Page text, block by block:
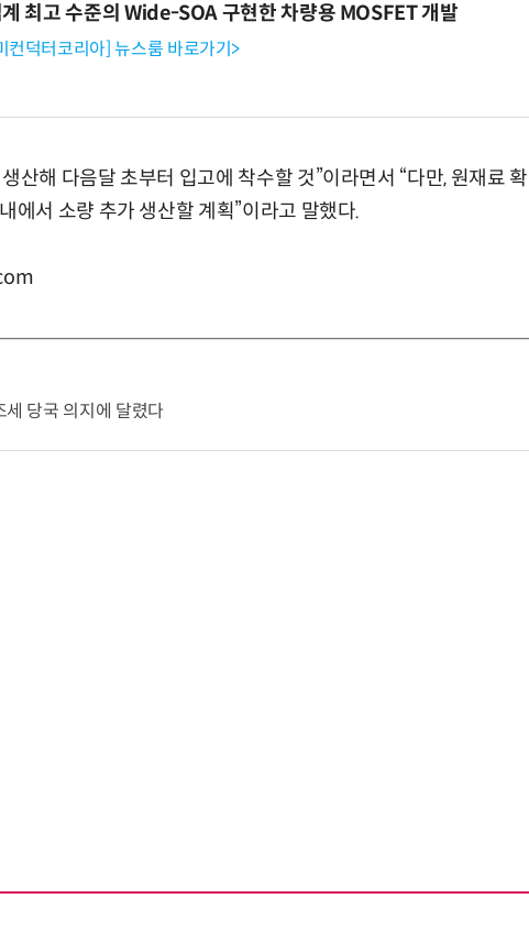
최고 수준의 Wide-SOA 구현한 차량용 MOSFET 개발
컨덕터코리아] 뉴스룸 바로가기>
산해 다음달 초부터 입고에 착수할 것”이라면서 “다만, 원재료 확
에서 소량 추가 생산할 계획”이라고 말했다.
세 당국 의지에 달렸다